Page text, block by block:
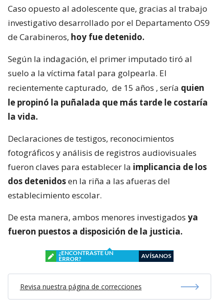
Caso opuesto al adolescente que, gracias al trabajo
investigativo desarrollado por el Departamento OS9
de Carabineros, hoy fue detenido.
Según la indagación, el primer imputado tiró al
suelo a la víctima fatal para golpearla. El
recientemente capturado, de 15 años , sería quien
le propinó la puñalada que más tarde le costaría
la vida.
Declaraciones de testigos, reconocimientos
fotográficos y análisis de registros audiovisuales
fueron claves para establecer la implicancia de los
dos detenidosen la riña a las afueras del
establecimiento escolar.
De esta manera, ambos menores investigados ya
fueron puestos a disposición de la justicia.
¿ENCONTRASTE UN
ERROR?
AVÍSANOS
Revisa nuestra página de correcciones